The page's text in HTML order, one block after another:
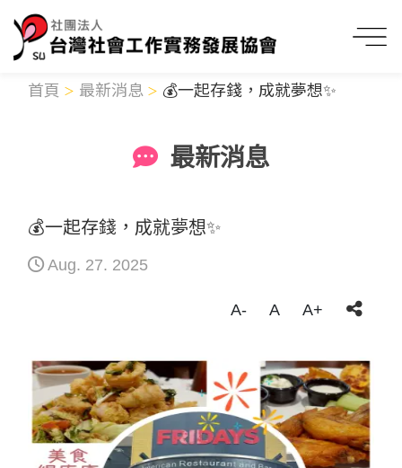
首頁 最新消息 💰一起存錢，成就夢想✨
最新消息
💰一起存錢，成就夢想✨
Aug. 27. 2025
A- A A+